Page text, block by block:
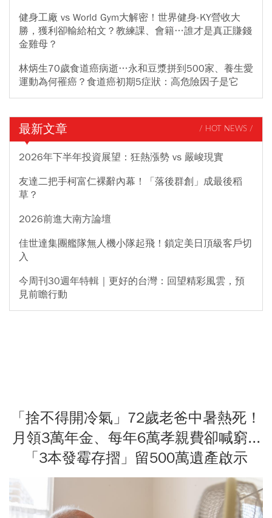
健身工廠 vs World Gym大解密！世界健身-KY營收大
勝，獲利卻輸給柏文？教練課、會籍…誰才是真正賺錢
金雞母？
林炳生70歲食道癌病逝…永和豆漿拼到500家、養生愛
運動為何罹癌？食道癌初期5症狀：高危險因子是它
最新文章 / HOT NEWS /
2026年下半年投資展望：狂熱漲勢 vs 嚴峻現實
友達二把手柯富仁裸辭內幕！「落後群創」成最後稻
草？
2026前進大南方論壇
佳世達集團艦隊無人機小隊起飛！鎖定美日頂級客戶切
入
今周刊30週年特輯｜更好的台灣：回望精彩風雲，預
見前瞻行動
「捨不得開冷氣」72歲老爸中暑熱死！
月領3萬年金、每年6萬孝親費卻喊窮...
「3本發霉存摺」留500萬遺產啟示